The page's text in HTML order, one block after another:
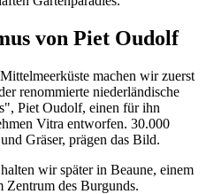
von Piet Oudolf
machen wir zuerst
renommierte niederländische
Piet Oudolf, einen für ihn
Vitra entworfen. 30.000
Gräser, prägen das Bild.
wir später in Beaune, einem
Zentrum des Burgunds.